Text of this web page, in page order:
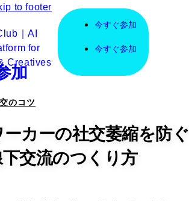
to footer
今すぐ参加
今すぐ参加
加
のコツ
カーの社交萎縮を防ぐ
交流のつくり方